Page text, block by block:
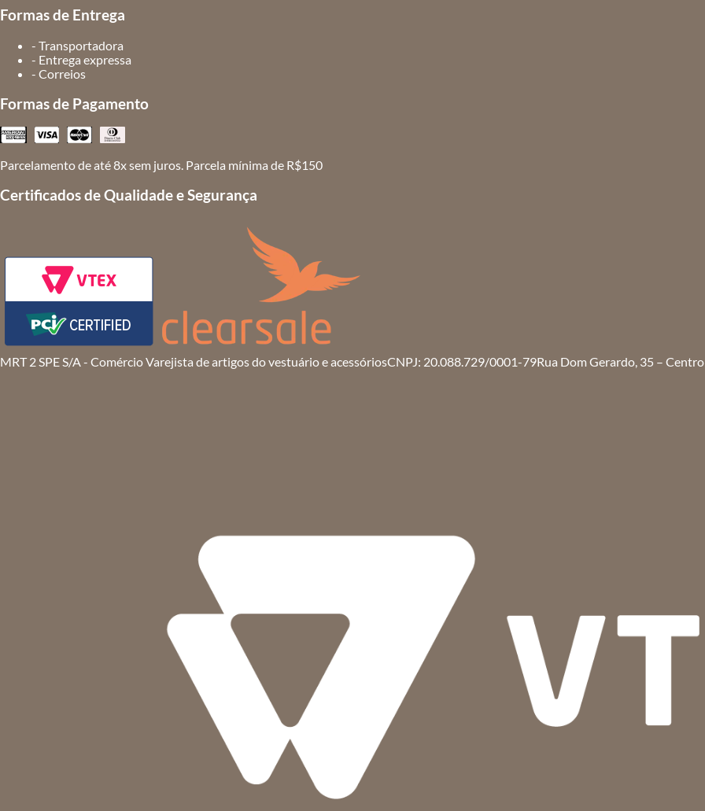
Formas de Entrega
- Transportadora
- Entrega expressa
- Correios
Formas de Pagamento
Parcelamento de até 8x sem juros. Parcela mínima de R$150
Certificados de Qualidade e Segurança
MRT 2 SPE S/A - Comércio Varejista de artigos do vestuário e acessóriosCNPJ: 20.088.729/0001-79Rua Dom Gerardo, 35 –